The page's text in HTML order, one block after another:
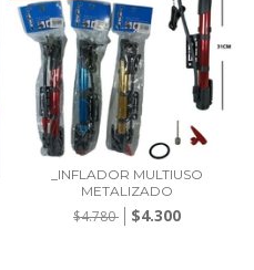
_INFLADOR MULTIUSO
METALIZADO
$4.780 $4.300